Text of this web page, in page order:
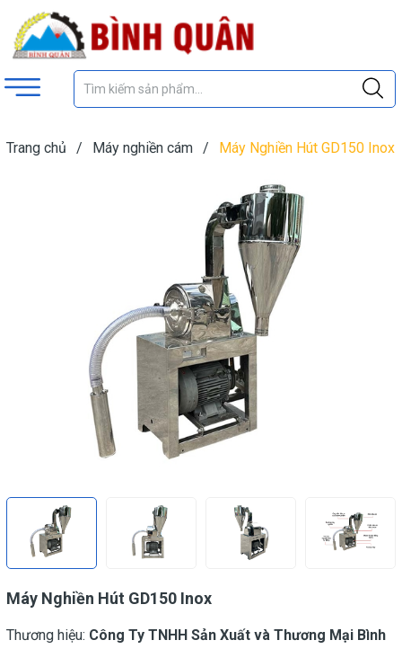
Trang chủ / Máy nghiền cám / Máy Nghiền Hút GD150 Inox
Máy Nghiền Hút GD150 Inox
Thương hiệu: Công Ty TNHH Sản Xuất và Thương Mại Bình